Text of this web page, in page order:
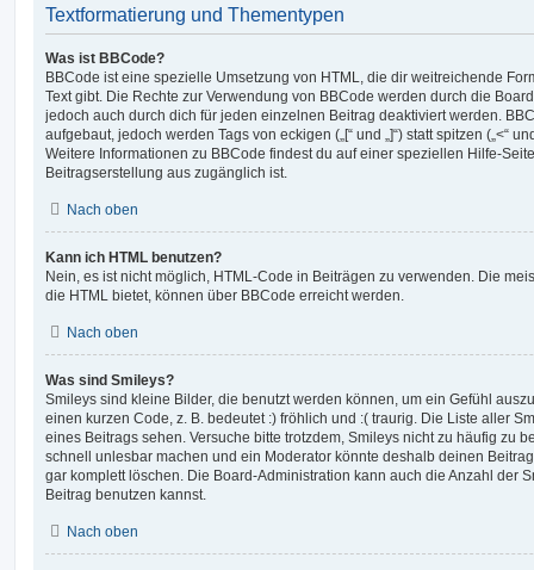
Textformatierung und Thementypen
Was ist BBCode?
BBCode ist eine spezielle Umsetzung von HTML, die dir weitreichende
Text gibt. Die Rechte zur Verwendung von BBCode werden durch die
jedoch auch durch dich für jeden einzelnen Beitrag deaktiviert werden.
aufgebaut, jedoch werden Tags von eckigen („[“ und „]“) statt spitzen („<“
Weitere Informationen zu BBCode findest du auf einer speziellen Hilfe-
Beitragserstellung aus zugänglich ist.
Nach oben
Kann ich HTML benutzen?
Nein, es ist nicht möglich, HTML-Code in Beiträgen zu verwenden. Die
die HTML bietet, können über BBCode erreicht werden.
Nach oben
Was sind Smileys?
Smileys sind kleine Bilder, die benutzt werden können, um ein Gefühl
einen kurzen Code, z. B. bedeutet :) fröhlich und :( traurig. Die Liste aller
eines Beitrags sehen. Versuche bitte trotzdem, Smileys nicht zu häufig zu
schnell unlesbar machen und ein Moderator könnte deshalb deinen
gar komplett löschen. Die Board-Administration kann auch die Anzahl der
Beitrag benutzen kannst.
Nach oben